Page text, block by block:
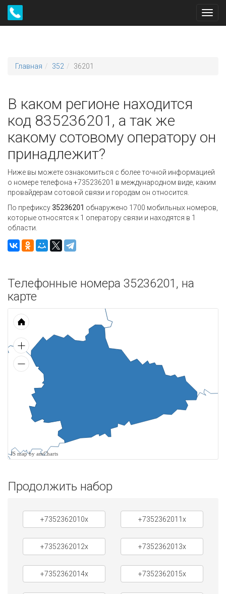
Главная 352 36201
В каком регионе находится
код 835236201, а так же
какому сотовому оператору он
принадлежит?
Ниже вы можете ознакомиться с более точной информацией
о номере телефона +735236201 в международном виде, каким
провайдерам сотовой связи и городам он относится.
По префиксу 35236201 обнаружено 1700 мобильных номеров,
которые относятся к 1 оператору связи и находятся в 1
области.
Телефонные номера 35236201, на
карте
JS map by amCharts
Продолжить набор
+7352362010x +7352362011x
+7352362012x +7352362013x
+7352362014x +7352362015x